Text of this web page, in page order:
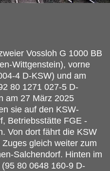
Vossloh G 1000 BB
Wittgenstein), vorne
4 D-KSW) und am
80 1271 027-5 D-
am 27 März 2025
sie auf den KSW-
Betriebsstätte FGE -
Von dort fährt die KSW
gleich weiter zum
Salchendorf. Hinten im
80 0648 160-9 D-